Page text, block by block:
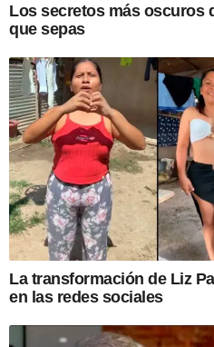
Los secretos más oscuros
que sepas
La transformación de Liz
en las redes sociales